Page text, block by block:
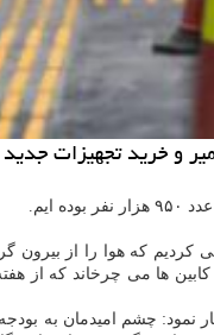
کردیم که هوا را از بیرون
ها می چرخاند که از هفته
چشم امیدمان به